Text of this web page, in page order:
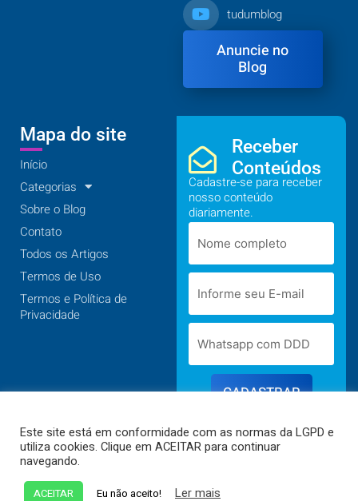
tudumblog
Anuncie no
Blog
Mapa do site
Início
Categorias
Sobre o Blog
Contato
Todos os Artigos
Termos de Uso
Termos e Política de
Privacidade
Receber
Conteúdos
Cadastre-se para receber
nosso conteúdo
diariamente.
CADASTRAR
Poky Sites
Este site está em conformidade com as normas da LGPD e
utiliza cookies. Clique em ACEITAR para continuar
navegando.
ACEITAR Eu não aceito! Ler mais